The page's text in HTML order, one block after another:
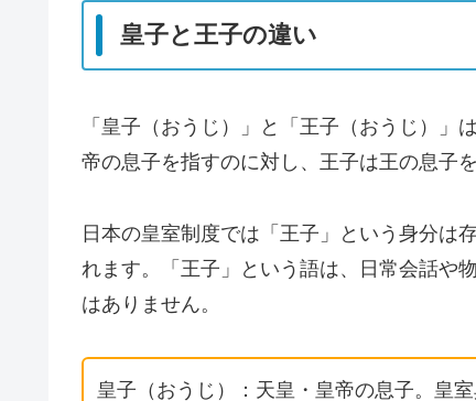
皇子と王子の違い
「皇子（おうじ）」と「王子（おうじ）
帝の息子を指すのに対し、王子は王の息子を
日本の皇室制度では「王子」という身分は
れます。「王子」という語は、日常会話や
はありません。
皇子（おうじ）：天皇・皇帝の息子。皇